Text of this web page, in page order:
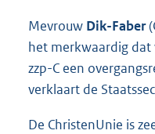
Mevrouw Dik-Faber
het merkwaardig
zzp-C een
verklaart de
De ChristenUnie is